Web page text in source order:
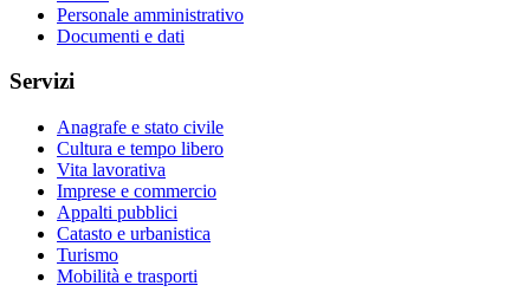
Personale amministrativo
Documenti e dati
Servizi
Anagrafe e stato civile
Cultura e tempo libero
Vita lavorativa
Imprese e commercio
Appalti pubblici
Catasto e urbanistica
Turismo
Mobilità e trasporti